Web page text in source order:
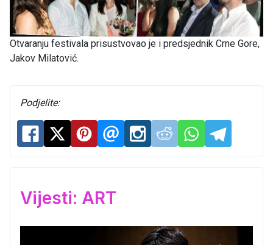
Otvaranju festivala prisustvovao je i predsjednik Crne Gore,
Jakov Milatović.
Podjelite:
Vijesti: ART